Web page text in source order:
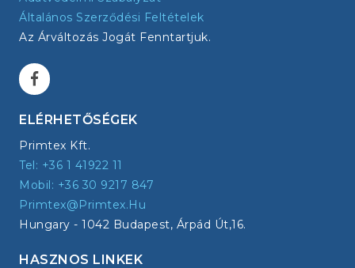
Általános Szerződési Feltételek
Az Árváltozás Jogát Fenntartjuk.
ELÉRHETŐSÉGEK
Primtex Kft.
Tel: +36 1 41922 11
Mobil: +36 30 9217 847
Primtex@primtex.hu
Hungary - 1042 Budapest, Árpád Út,16.
HASZNOS LINKEK